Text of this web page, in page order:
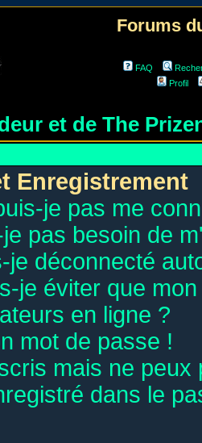
Forums
FAQ
Profil
et de The
Enregistrement
je pas me
pas besoin de
je déconnecté
je éviter que
en ligne ?
mot de passe !
mais ne peux
dans le